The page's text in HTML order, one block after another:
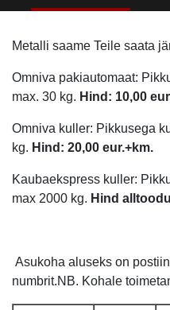
Metalli saame Teile saata
Omniva pakiautomaat:
max. 30 kg. Hind: 10,00
Omniva kuller: Pikkusega
kg. Hind: 20,00 eur.+km.
Kaubaekspress kuller:
max 2000 kg. Hind
Asukoha aluseks on
numbrit.NB. Kohale